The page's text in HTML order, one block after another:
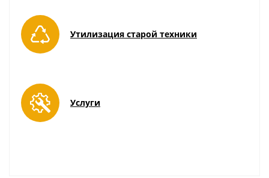
Утилизация старой техники
Услуги